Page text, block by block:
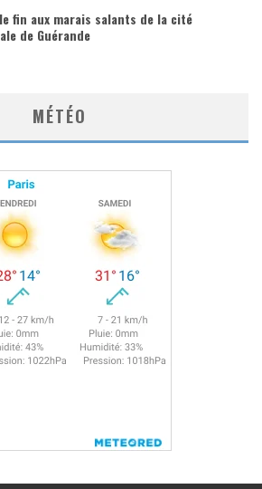
fin aux marais salants de la cité
de Guérande
MÉTÉO